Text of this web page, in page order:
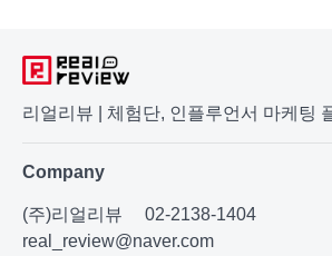
리얼리뷰 | 체험단, 인플루언서 마케팅
Company
(주)리얼리뷰
02-2138-1404
real_review@naver.com